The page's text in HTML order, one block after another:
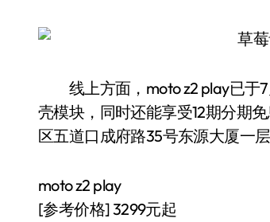
线上方面，moto z2 play已于7
壳模块，同时还能享受12期分期
区五道口成府路35号东源大厦一
moto z2 play
[参考价格] 3299元起